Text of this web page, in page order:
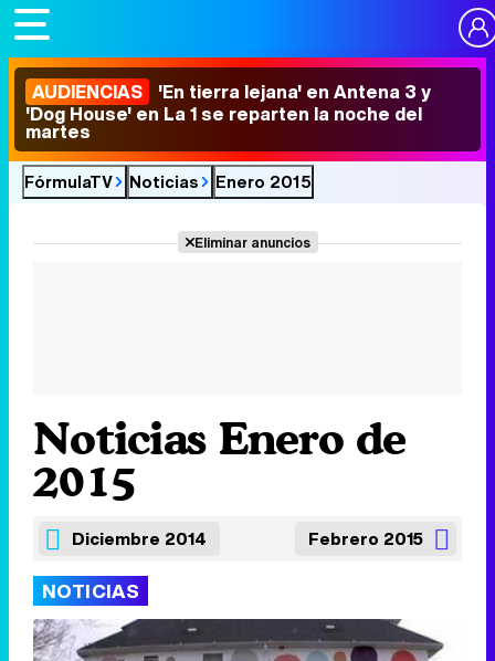
AUDIENCIAS 'En tierra lejana' en Antena 3 y
'Dog House' en La 1 se reparten la noche del
martes
FórmulaTV Noticias Enero 2015
Eliminar anuncios
Noticias Enero de
2015
Diciembre 2014 Febrero 2015
NOTICIAS